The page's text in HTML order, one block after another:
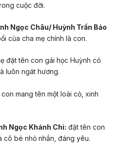
cuộc đời.
Ngọc Châu/ Huỳnh Trần Bảo
của cha mẹ chính là con.
đặt tên con gái học Huỳnh có
luôn ngát hương.
con mang tên một loài cỏ, xinh
Ngọc Khánh Chi: đặt tên con
cô bé nhỏ nhắn, đáng yêu.